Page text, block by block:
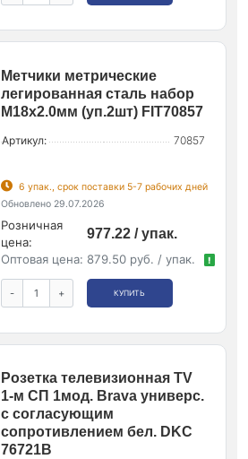
Метчики метрические
легированная сталь набор
М18х2.0мм (уп.2шт) FIT70857
Артикул: 70857
6 упак., срок поставки 5-7 рабочих дней
Обновлено 29.07.2026
Розничная
цена:
977.22 / упак.
Оптовая цена: 879.50 руб. / упак. !
- + КУПИТЬ
Розетка телевизионная TV
1-м СП 1мод. Brava универс.
с согласующим
сопротивлением бел. DKC
76721B